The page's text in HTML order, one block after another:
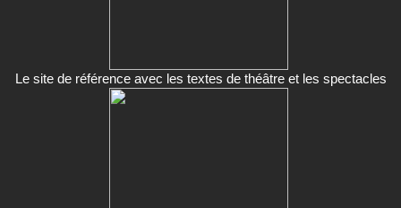
Le site de référence avec les textes de théâtre et les spectacles